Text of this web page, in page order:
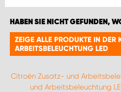
HABEN SIE NICHT GEFUNDEN,
ZEIGE ALLE PRODUKTE IN DER
ARBEITSBELEUCHTUNG LED
Citroën Zusatz- und
und Arbeitsbeleuchtung